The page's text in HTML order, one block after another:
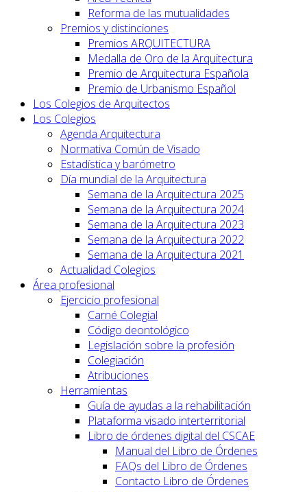
Reforma de las mutualidades
Premios y distinciones
Premios ARQUITECTURA
Medalla de Oro de la Arquitectura
Premio de Arquitectura Española
Premio de Urbanismo Español
Los Colegios de Arquitectos
Los Colegios
Agenda Arquitectura
Normativa Común de Visado
Estadística y barómetro
Día mundial de la Arquitectura
Semana de la Arquitectura 2025
Semana de la Arquitectura 2024
Semana de la Arquitectura 2023
Semana de la Arquitectura 2022
Semana de la Arquitectura 2021
Actualidad Colegios
Área profesional
Ejercicio profesional
Carné Colegial
Código deontológico
Legislación sobre la profesión
Colegiación
Atribuciones
Herramientas
Guía de ayudas a la rehabilitación
Plataforma visado interterritorial
Libro de órdenes digital del CSCAE
Manual del Libro de Órdenes
FAQs del Libro de Órdenes
Contacto Libro de Órdenes